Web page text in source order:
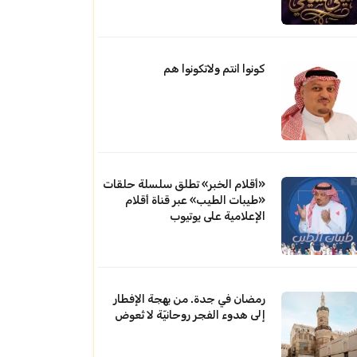
كونوا انتم ولاتكونوا هم
«أقلام الخبر» تطلق سلسلة حلقات
«طيبات الطيب» عبر قناة أقلام
الإعلامية على يوتيوب
رمضان في جدة. من بهجة الإفطار
إلى هدوء الفجر روحانيّة لا تُعوض